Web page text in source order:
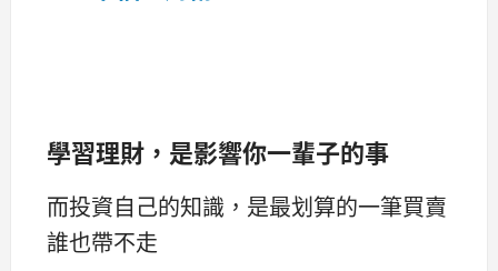
學習理財，是影響你一輩子的事
而投資自己的知識，是最划算的一筆買賣
誰也帶不走